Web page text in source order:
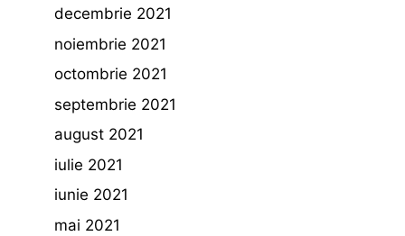
decembrie 2021
noiembrie 2021
octombrie 2021
septembrie 2021
august 2021
iulie 2021
iunie 2021
mai 2021